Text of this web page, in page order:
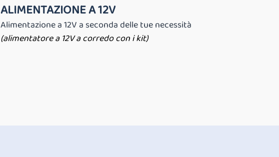
ALIMENTAZIONE A 12V
Alimentazione a 12V a seconda delle tue necessità
(alimentatore a 12V a corredo con i kit)